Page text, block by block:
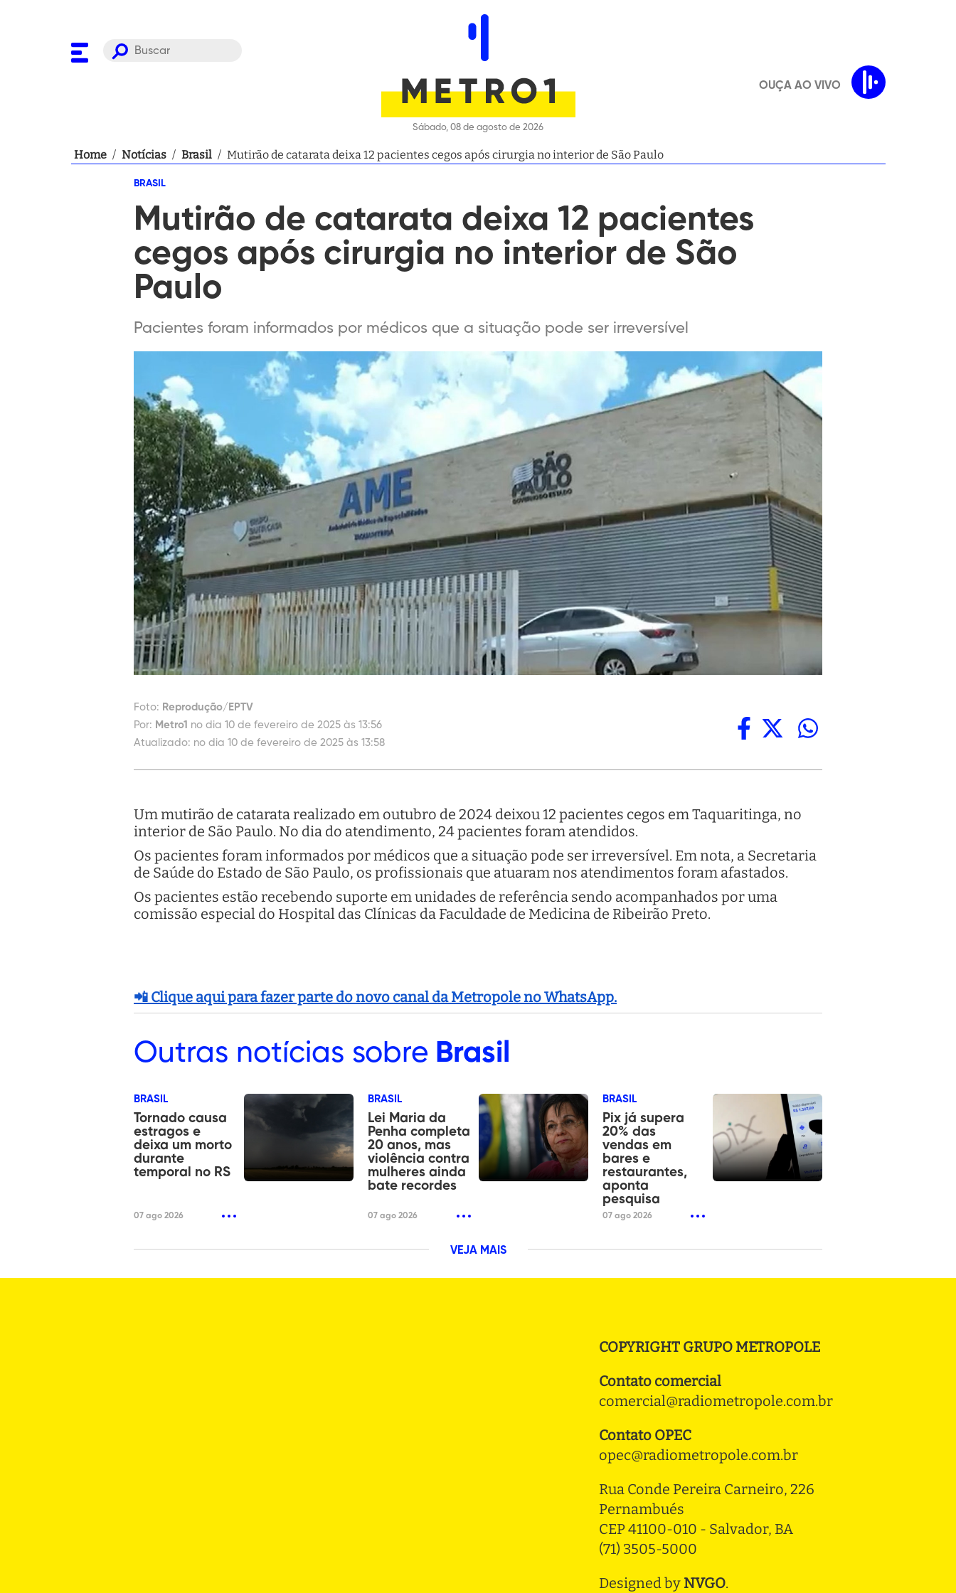
Sábado, 08 de agosto de 2026
OUÇA AO VIVO
Home / Notícias / Brasil / Mutirão de catarata deixa 12 pacientes cegos após cirurgia no interior de São Paulo
BRASIL
Mutirão de catarata deixa 12 pacientes
cegos após cirurgia no interior de São
Paulo
Pacientes foram informados por médicos que a situação pode ser irreversível
Foto: Reprodução/EPTV
Por: Metro1 no dia 10 de fevereiro de 2025 às 13:56
Atualizado: no dia 10 de fevereiro de 2025 às 13:58
Um mutirão de catarata realizado em outubro de 2024 deixou 12 pacientes cegos em Taquaritinga, no
interior de São Paulo. No dia do atendimento, 24 pacientes foram atendidos.
Os pacientes foram informados por médicos que a situação pode ser irreversível. Em nota, a Secretaria
de Saúde do Estado de São Paulo, os profissionais que atuaram nos atendimentos foram afastados.
Os pacientes estão recebendo suporte em unidades de referência sendo acompanhados por uma
comissão especial do Hospital das Clínicas da Faculdade de Medicina de Ribeirão Preto.
📲 Clique aqui para fazer parte do novo canal da Metropole no WhatsApp.
Outras notícias sobre Brasil
BRASIL
Tornado causa
estragos e
deixa um morto
durante
temporal no RS
07 ago 2026
BRASIL
Lei Maria da
Penha completa
20 anos, mas
violência contra
mulheres ainda
bate recordes
07 ago 2026
BRASIL
Pix já supera
20% das
vendas em
bares e
restaurantes,
aponta
pesquisa
07 ago 2026
VEJA MAIS
COPYRIGHT GRUPO METROPOLE
Contato comercial
comercial@radiometropole.com.br
Contato OPEC
opec@radiometropole.com.br
Rua Conde Pereira Carneiro, 226
Pernambués
CEP 41100-010 - Salvador, BA
(71) 3505-5000
Designed by NVGO.